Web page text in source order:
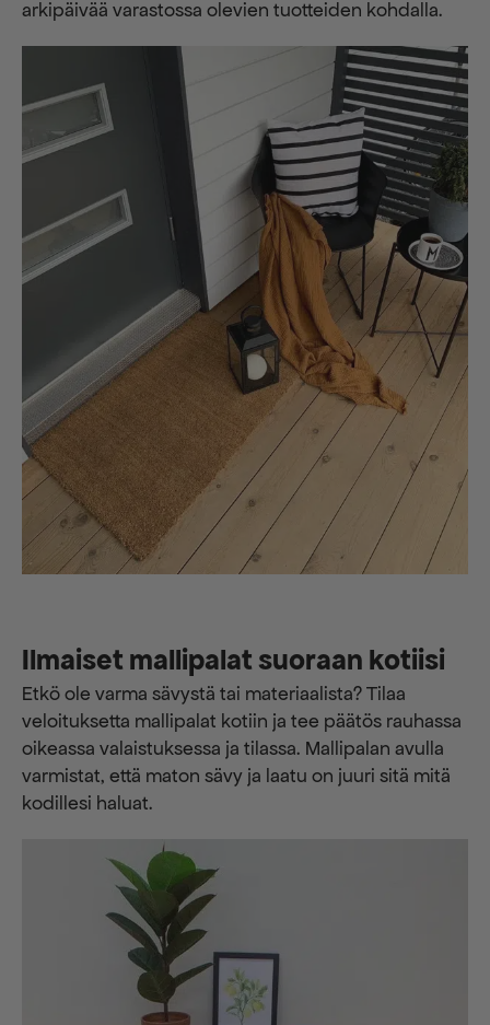
arkipäivää varastossa olevien tuotteiden kohdalla.
Ilmaiset mallipalat suoraan kotiisi
Etkö ole varma sävystä tai materiaalista? Tilaa
veloituksetta mallipalat kotiin ja tee päätös rauhassa
oikeassa valaistuksessa ja tilassa. Mallipalan avulla
varmistat, että maton sävy ja laatu on juuri sitä mitä
kodillesi haluat.